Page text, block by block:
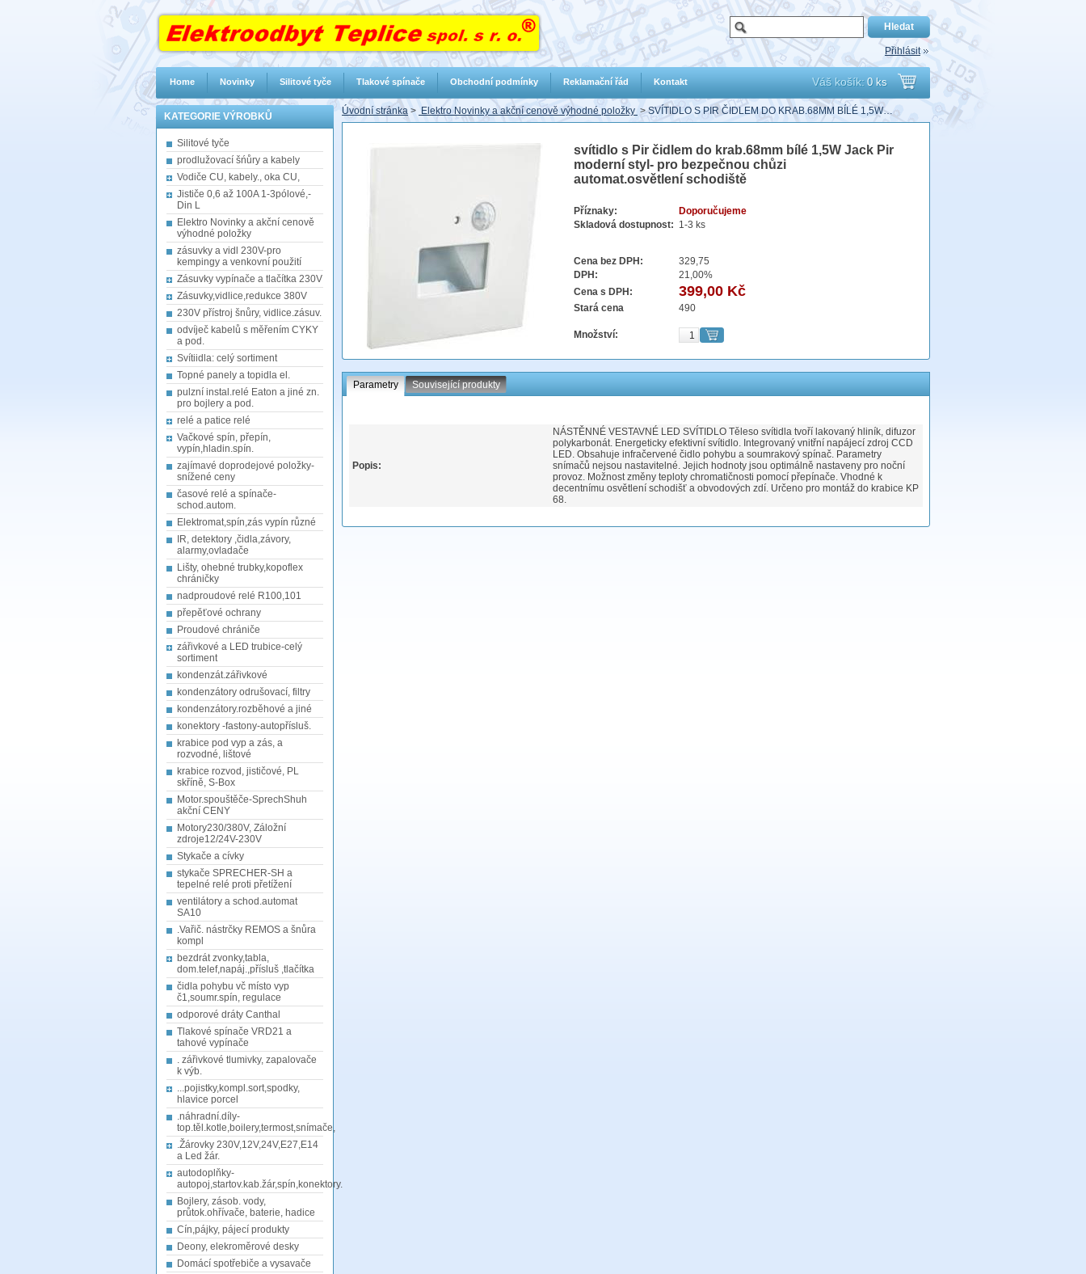
Váš košík: 0 ks
KATEGORIE VÝROBKŮ
Silitové tyče
prodlužovací šńůry a kabely
Vodiče CU, kabely., oka CU,
Jističe 0,6 až 100A 1-3pólové,-
Din L
Elektro Novinky a akční cenově
výhodné položky
zásuvky a vidl 230V-pro
kempingy a venkovní použití
Zásuvky vypínače a tlačítka 230V
Zásuvky,vidlice,redukce 380V
230V přístroj šnůry, vidlice.zásuv.
odvíječ kabelů s měřením CYKY
a pod.
Svítiidla: celý sortiment
Topné panely a topidla el.
pulzní instal.relé Eaton a jiné zn.
pro bojlery a pod.
relé a patice relé
Vačkové spín, přepín,
vypín,hladin.spín.
zajímavé doprodejové položky-
snížené ceny
časové relé a spínače-
schod.autom.
Elektromat,spín,zás vypín různé
IR, detektory ,čidla,závory,
alarmy,ovladače
Lišty, ohebné trubky,kopoflex
chráničky
nadproudové relé R100,101
přepěťové ochrany
Proudové chrániče
zářivkové a LED trubice-celý
sortiment
kondenzát.zářivkové
kondenzátory odrušovací, filtry
kondenzátory.rozběhové a jiné
konektory -fastony-autopřísluš.
krabice pod vyp a zás, a
rozvodné, lištové
krabice rozvod, jističové, PL
skříně, S-Box
Motor.spouštěče-SprechShuh
akční CENY
Motory230/380V, Záložní
zdroje12/24V-230V
Stykače a cívky
stykače SPRECHER-SH a
tepelné relé proti přetížení
ventilátory a schod.automat
SA10
.Vařič. nástrčky REMOS a šnůra
kompl
bezdrát zvonky,tabla,
dom.telef,napáj.,přísluš ,tlačítka
čidla pohybu vč místo vyp
č1,soumr.spín, regulace
odporové dráty Canthal
Tlakové spínače VRD21 a
tahové vypínače
. zářivkové tlumivky, zapalovače
k výb.
...pojistky,kompl.sort,spodky,
hlavice porcel
.náhradní.díly-
top.těl.kotle,boilery,termost,snímače,
.Žárovky 230V,12V,24V,E27,E14
a Led žár.
autodoplňky-
autopoj,startov.kab.žár,spín,konektory.
Bojlery, zásob. vody,
průtok.ohřívače, baterie, hadice
Cín,pájky, pájecí produkty
Deony, elekroměrové desky
Domácí spotřebiče a vysavače
Přihlásit
Úvodní stránka > Elektro Novinky a akční cenově výhodné položky >SVÍTIDLO S PIR ČIDLEM DO KRAB.68MM BÍLÉ 1,5W…
svítidlo s Pir čidlem do krab.68mm bílé 1,5W Jack Pir
moderní styl- pro bezpečnou chůzi
automat.osvětlení schodiště
Příznaky:
Doporučujeme
Skladová dostupnost: 1-3 ks
Cena bez DPH:
329,75
DPH:
21,00%
Cena s DPH:
399,00 Kč
Stará cena 490
Množství:
Parametry Související produkty
Popis:
NÁSTĚNNÉ VESTAVNÉ LED SVÍTIDLO Těleso svítidla tvoří lakovaný hliník, difuzor
polykarbonát. Energeticky efektivní svítidlo. Integrovaný vnitřní napájecí zdroj CCD
LED. Obsahuje infračervené čidlo pohybu a soumrakový spínač. Parametry
snímačů nejsou nastavitelné. Jejich hodnoty jsou optimálně nastaveny pro noční
provoz. Možnost změny teploty chromatičnosti pomocí přepínače. Vhodné k
decentnímu osvětlení schodišť a obvodových zdí. Určeno pro montáž do krabice KP
68.
Home Novinky Silitové tyče Tlakové spínače Obchodní podmínky Reklamační řád Kontakt